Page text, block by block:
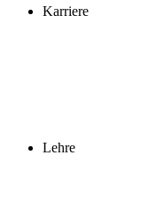
Karriere
Lehre